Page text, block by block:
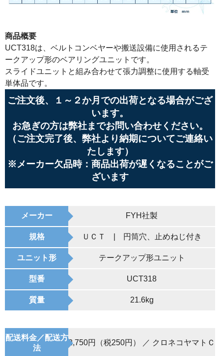
商品概要
UCT318は、ベルトコンベヤーや搬送設備に使用されるテ
ークアップ形のベアリングユニットです。
スライドユニットと組み合わせて張力調整に使用する軸受
単体品です。
ご注文後、１～２か月での出荷となる場合がござ
います。
お急ぎの方は弊社までお問い合わせください。
（ご注文完了後、弊社より納期についてご連絡い
たします）
※メーカー欠品時：商品出荷が遅くなることがご
ざいます
メーカー FYH社製
規格 ＵＣＴ | 円筒穴、止めねじ付き
ユニット形 テークアップ形ユニット
型番 UCT318
質量 21.6kg
配送料金／配送方
法
2,750円（税250円） ／ クロネコヤマトＣ